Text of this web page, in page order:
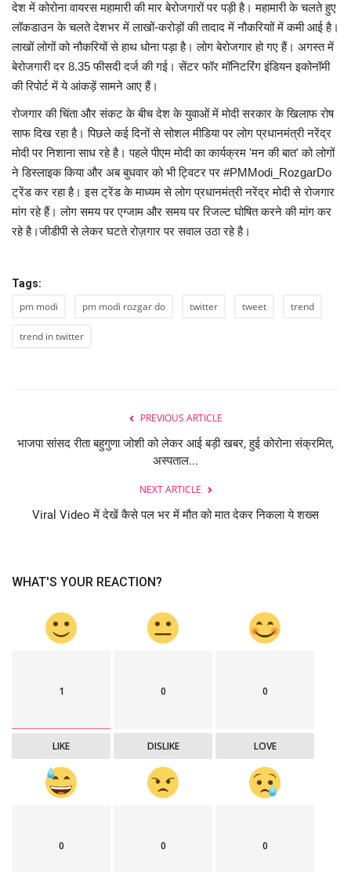
देश में कोरोना वायरस महामारी की मार बेरोजगारों पर पड़ी है। महामारी के चलते हुए
लॉकडाउन के चलते देशभर में लाखों-करोड़ों की तादाद में नौकरियाों में कमी आई है।
लाखों लोगों को नौकरियों से हाथ धोना पड़ा है। लोग बेरोजगार हो गए हैं। अगस्त में
बेरोजगारी दर 8.35 फीसदी दर्ज की गई। सेंटर फॉर मॉनिटरिंग इंडियन इकोनॉमी
की रिपोर्ट में ये आंकड़ें सामने आए हैं।
रोजगार की चिंता और संकट के बीच देश के युवाओं में मोदी सरकार के खिलाफ रोष
साफ दिख रहा है। पिछले कई दिनों से सोशल मीडिया पर लोग प्रधानमंत्री नरेंद्र
मोदी पर निशाना साध रहे है। पहले पीएम मोदी का कार्यक्रम 'मन की बात' को लोगों
ने डिस्लाइक किया और अब बुधवार को भी ट्विटर पर #PMModi_RozgarDo
ट्रेंड कर रहा है। इस ट्रेंड के माध्यम से लोग प्रधानमंत्री नरेंद्र मोदी से रोजगार
मांग रहे हैं। लोग समय पर एग्जाम और समय पर रिजल्ट घोषित करने की मांग कर
रहे है।जीडीपी से लेकर घटते रोज़गार पर सवाल उठा रहे है।
Tags:
pm modi pm modi rozgar do twitter tweet trend
trend in twitter
PREVIOUS ARTICLE
भाजपा सांसद रीता बहुगुणा जोशी को लेकर आई बड़ी खबर, हुई कोरोना संक्रमित,
अस्पताल...
NEXT ARTICLE
Viral Video में देखें कैसे पल भर में मौत को मात देकर निकला ये शख्स
WHAT'S YOUR REACTION?
1
LIKE
0
DISLIKE
0
LOVE
0 0 0